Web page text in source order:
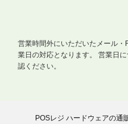
営業時間外にいただいたメール
業日の対応となります。
営業日
認ください。
POSレジ ハードウェアの通